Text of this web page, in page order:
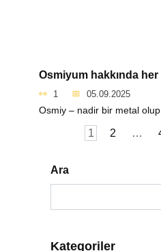
Osmiyum hakkında her
1 05.09.2025
Osmiy – nadir bir metal
1 2 …
Ara
Kategoriler